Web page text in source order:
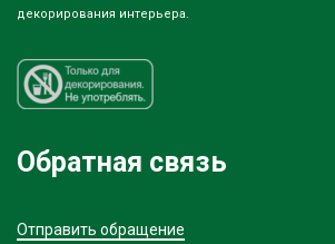
декорирования интерьера.
Обратная связь
Отправить обращение